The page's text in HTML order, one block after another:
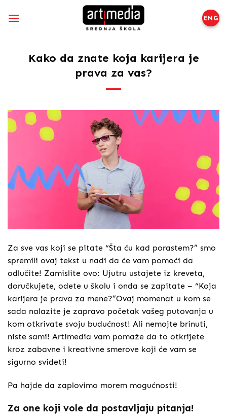
na
ENG
Kako da znate koja karijera je
prava za vas?
Za sve vas koji se pitate “Šta ću kad porastem?” smo
spremili ovaj tekst u nadi da će vam pomoći da
odlučite! Zamislite ovo: Ujutru ustajete iz kreveta,
doručkujete, odete u školu i onda se zapitate – “Koja
karijera je prava za mene?”Ovaj momenat u kom se
sada nalazite je zapravo početak vašeg putovanja u
kom otkrivate svoju budućnost! Ali nemojte brinuti,
niste sami! Artimedia vam pomaže da to otkrijete
kroz zabavne i kreativne smerove koji će vam se
sigurno svideti!
Pa hajde da zaplovimo morem mogućnosti!
Za one koji vole da postavljaju pitanja!